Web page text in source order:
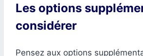
Les options
considérer
Pensez aux options